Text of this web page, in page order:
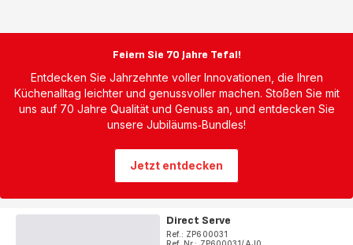
Feiern Sie 70 Jahre Tefal!
Entdecken Sie Jahrzehnte voller Innovationen, die Ihren
Küchenalltag leichter und genussvoller machen. Stoßen Sie mit
uns auf 70 Jahre Qualität und Genuss an, und entdecken Sie
unsere Jubiläums‑Bundles!
Jetzt entdecken
Direct Serve
Ref.: ZP600031